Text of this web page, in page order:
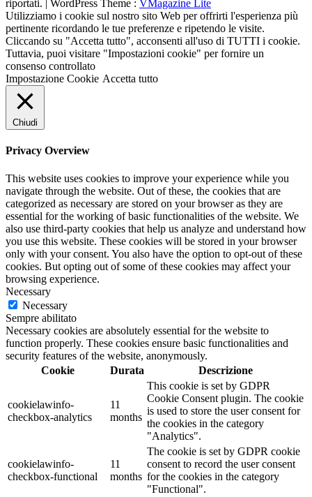
riportati. | WordPress Theme : VMagazine Lite
Utilizziamo i cookie sul nostro sito Web per offrirti l'esperienza più
pertinente ricordando le tue preferenze e ripetendo le visite.
Cliccando su "Accetta tutto", acconsenti all'uso di TUTTI i cookie.
Tuttavia, puoi visitare "Impostazioni cookie" per fornire un
consenso controllato
Impostazione Cookie Accetta tutto
Chiudi
Privacy Overview
This website uses cookies to improve your experience while you
navigate through the website. Out of these, the cookies that are
categorized as necessary are stored on your browser as they are
essential for the working of basic functionalities of the website. We
also use third-party cookies that help us analyze and understand how
you use this website. These cookies will be stored in your browser
only with your consent. You also have the option to opt-out of these
cookies. But opting out of some of these cookies may affect your
browsing experience.
Necessary
Necessary
Sempre abilitato
Necessary cookies are absolutely essential for the website to
function properly. These cookies ensure basic functionalities and
security features of the website, anonymously.
Cookie
Durata Descrizione
cookielawinfo-
checkbox-analytics
11
months
This cookie is set by GDPR
Cookie Consent plugin. The cookie
is used to store the user consent for
the cookies in the category
"Analytics".
cookielawinfo-
checkbox-functional
11
months
The cookie is set by GDPR cookie
consent to record the user consent
for the cookies in the category
"Functional".